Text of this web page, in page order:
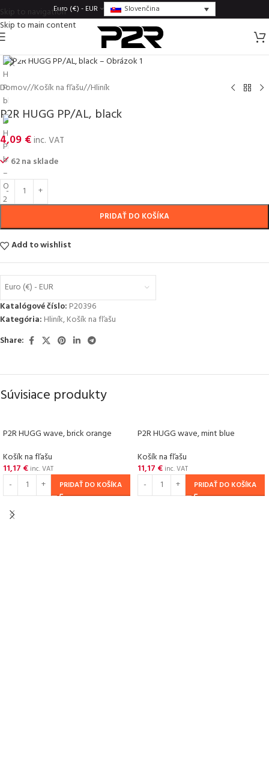
Skip to navigation
Skip to main content
Euro (€) - EUR Slovenčina
Domov/ Košík na fľašu/ Hliník
P2R HUGG PP/AL, black
4,09 €inc. VAT
62 na sklade
PRIDAŤ DO KOŠÍKA
Add to wishlist
Euro (€) - EUR
Katalógové číslo: P20396
Kategória: Hliník,Košík na fľašu
Share:
Súvisiace produkty
P2R HUGG wave, brick orange
Košík na fľašu
11,17 € inc. VAT
PRIDAŤ DO KOŠÍKA
P2R HUGG wave, mint blue
Košík na fľašu
11,17 € inc. VAT
PRIDAŤ DO KOŠÍKA